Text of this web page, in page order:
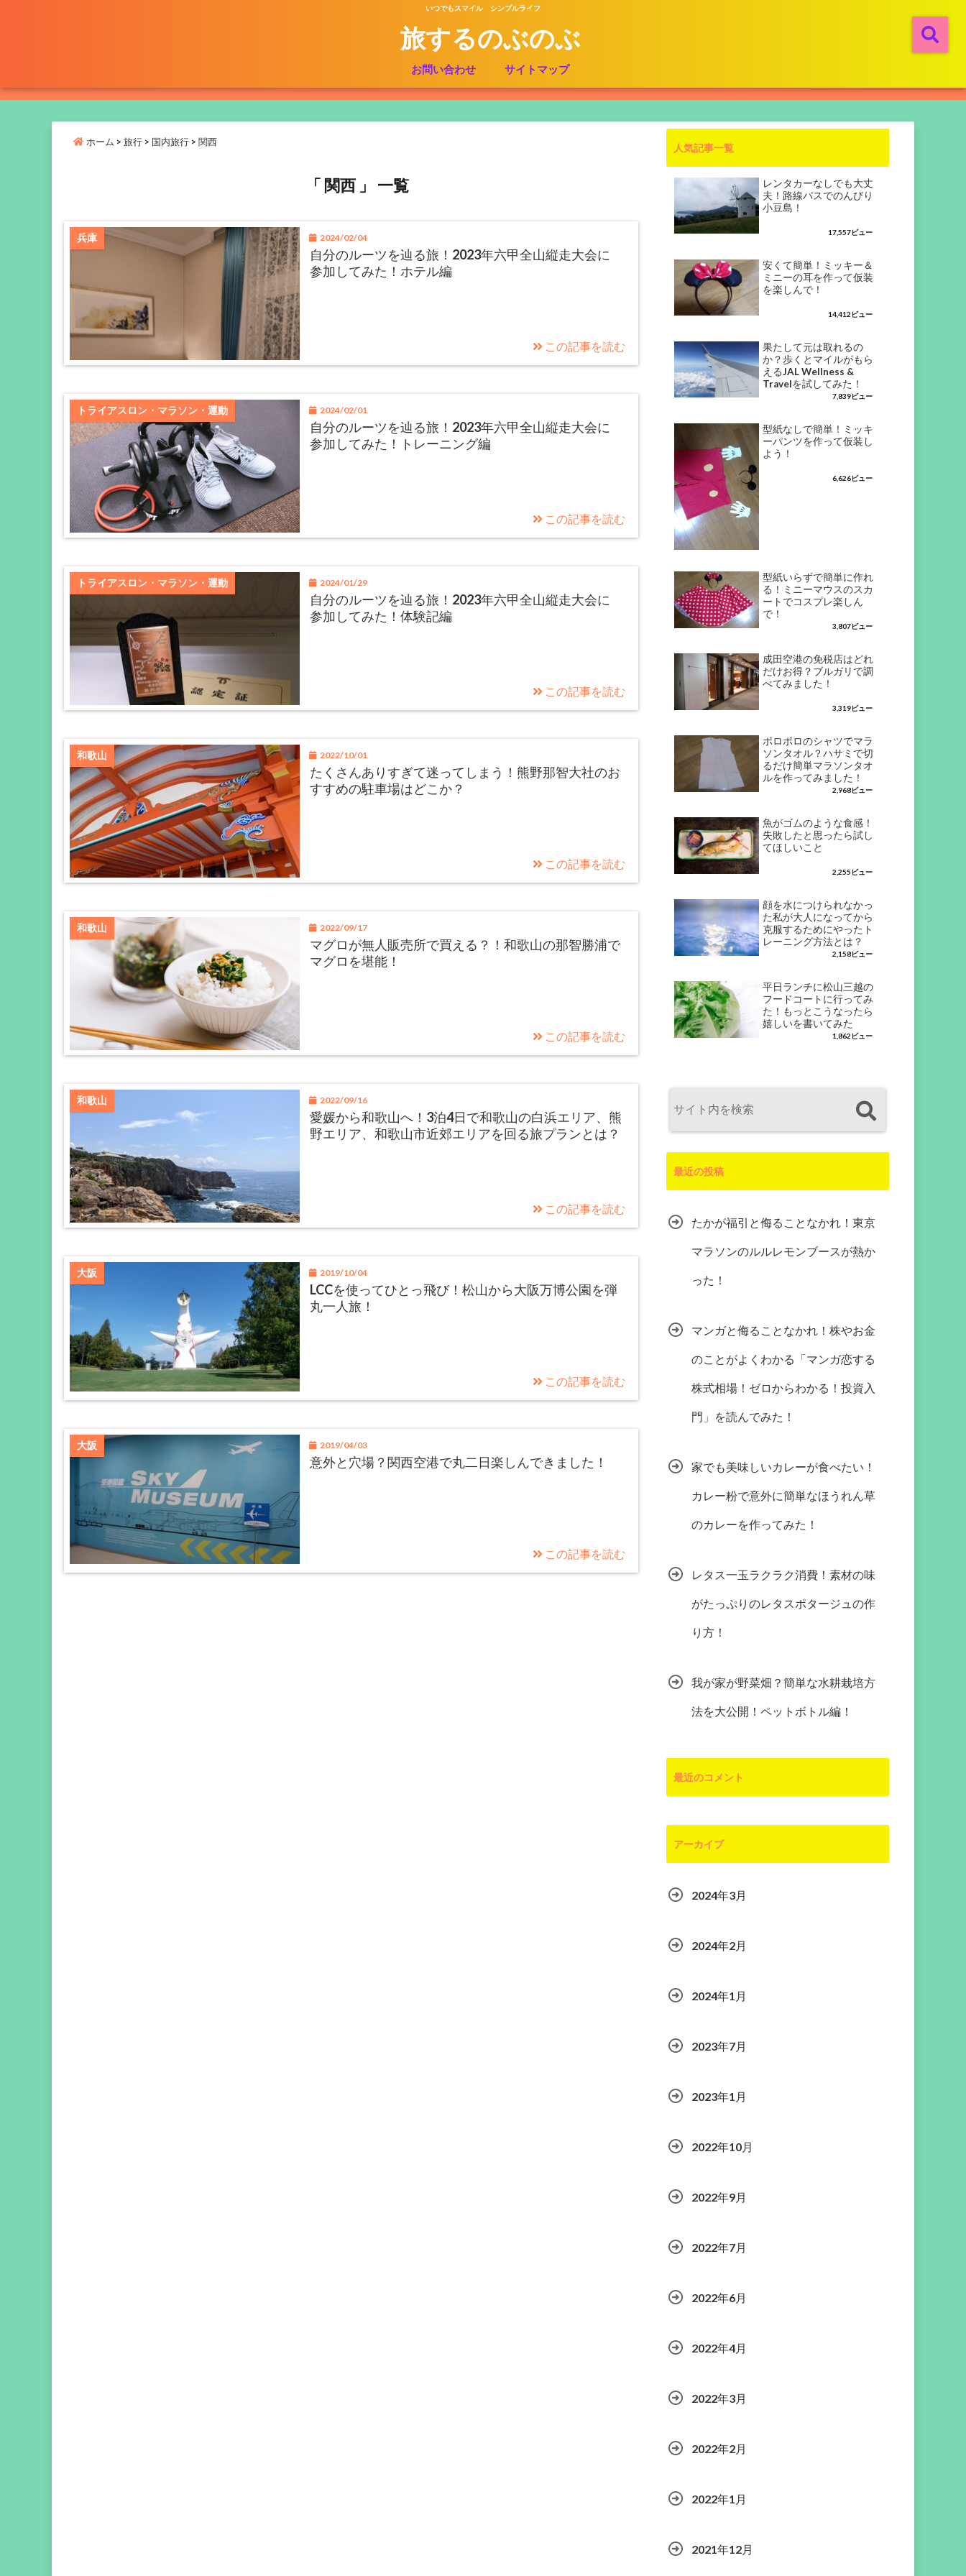
いつでもスマイル シンプルライフ
旅するのぶのぶ
お問い合わせ サイトマップ
ホーム > 旅行 > 国内旅行 > 関西
「 関西 」 一覧
兵庫 2024/02/04
自分のルーツを辿る旅！2023年六甲全山縦走大会に
参加してみた！ホテル編
この記事を読む
トライアスロン・マラソン・運動 2024/02/01
自分のルーツを辿る旅！2023年六甲全山縦走大会に
参加してみた！トレーニング編
この記事を読む
トライアスロン・マラソン・運動 2024/01/29
自分のルーツを辿る旅！2023年六甲全山縦走大会に
参加してみた！体験記編
この記事を読む
和歌山 2022/10/01
たくさんありすぎて迷ってしまう！熊野那智大社のお
すすめの駐車場はどこか？
この記事を読む
和歌山 2022/09/17
マグロが無人販売所で買える？！和歌山の那智勝浦で
マグロを堪能！
この記事を読む
和歌山 2022/09/16
愛媛から和歌山へ！3泊4日で和歌山の白浜エリア、熊
野エリア、和歌山市近郊エリアを回る旅プランとは？
この記事を読む
大阪 2019/10/04
LCCを使ってひとっ飛び！松山から大阪万博公園を弾
丸一人旅！
この記事を読む
大阪 2019/04/03
意外と穴場？関西空港で丸二日楽しんできました！
この記事を読む
人気記事一覧
レンタカーなしでも大丈
夫！路線バスでのんびり
小豆島！
17,557ビュー
安くて簡単！ミッキー＆
ミニーの耳を作って仮装
を楽しんで！
14,412ビュー
果たして元は取れるの
か？歩くとマイルがもら
えるJAL Wellness &
Travelを試してみた！
7,839ビュー
型紙なしで簡単！ミッキ
ーパンツを作って仮装し
よう！
6,626ビュー
型紙いらずで簡単に作れ
る！ミニーマウスのスカ
ートでコスプレ楽しん
で！
3,807ビュー
成田空港の免税店はどれ
だけお得？ブルガリで調
べてみました！
3,319ビュー
ボロボロのシャツでマラ
ソンタオル？ハサミで切
るだけ簡単マラソンタオ
ルを作ってみました！
2,968ビュー
魚がゴムのような食感！
失敗したと思ったら試し
てほしいこと
2,255ビュー
顔を水につけられなかっ
た私が大人になってから
克服するためにやったト
レーニング方法とは？
2,158ビュー
平日ランチに松山三越の
フードコートに行ってみ
た！もっとこうなったら
嬉しいを書いてみた
1,862ビュー
最近の投稿
たかが福引と侮ることなかれ！東京
マラソンのルルレモンブースが熱か
った！
マンガと侮ることなかれ！株やお金
のことがよくわかる「マンガ恋する
株式相場！ゼロからわかる！投資入
門」を読んでみた！
家でも美味しいカレーが食べたい！
カレー粉で意外に簡単なほうれん草
のカレーを作ってみた！
レタス一玉ラクラク消費！素材の味
がたっぷりのレタスポタージュの作
り方！
我が家が野菜畑？簡単な水耕栽培方
法を大公開！ペットボトル編！
最近のコメント
アーカイブ
2024年3月
2024年2月
2024年1月
2023年7月
2023年1月
2022年10月
2022年9月
2022年7月
2022年6月
2022年4月
2022年3月
2022年2月
2022年1月
2021年12月